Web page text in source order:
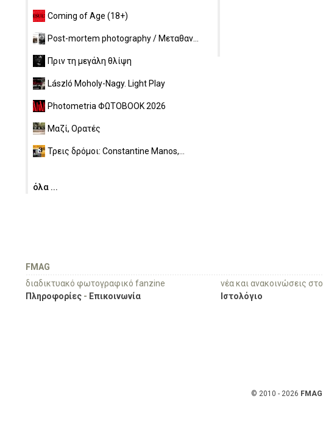
Coming of Age (18+)
Post-mortem photography / Μεταθαν...
Πριν τη μεγάλη θλίψη
László Moholy-Nagy. Light Play
Photometria ΦΩΤΟBOOK 2026
Μαζί, Ορατές
Τρεις δρόμοι: Constantine Manos,...
όλα ...
FMAG
διαδικτυακό φωτογραφικό fanzine
Πληροφορίες - Επικοινωνία
νέα και ανακοινώσεις στο
Ιστολόγιο
© 2010 - 2026 FMAG